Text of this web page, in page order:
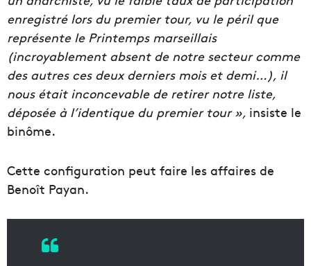
enregistré lors du premier tour, vu le péril que
représente le Printemps marseillais
(incroyablement absent de notre secteur comme
des autres ces deux derniers mois et demi…), il
nous était inconcevable de retirer notre liste,
déposée à l’identique du premier tour », insiste le
binôme.
Cette configuration peut faire les affaires de
Benoît Payan.